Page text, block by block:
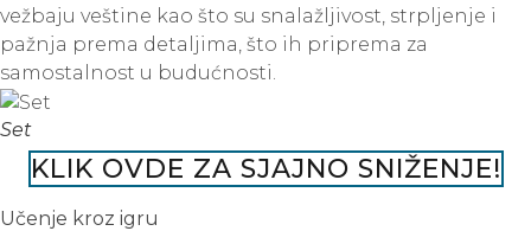
vežbaju veštine kao što su snalažljivost, strpljenje i
pažnja prema detaljima, što ih priprema za
samostalnost u budućnosti.
Set
KLIK OVDE ZA SJAJNO SNIŽENJE!
Učenje kroz igru